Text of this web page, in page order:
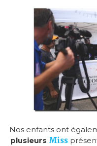
Nos enfants ont
plusieurs Miss